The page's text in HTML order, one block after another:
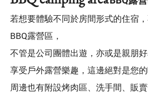
若想要體驗不同於房間形式的住宿
BBQ露營區，
不管是公司團體出遊，亦或是親朋好
享受戶外露營樂趣，這邊絕對是您的
周邊也有附設烤肉區、洗手間、販賣